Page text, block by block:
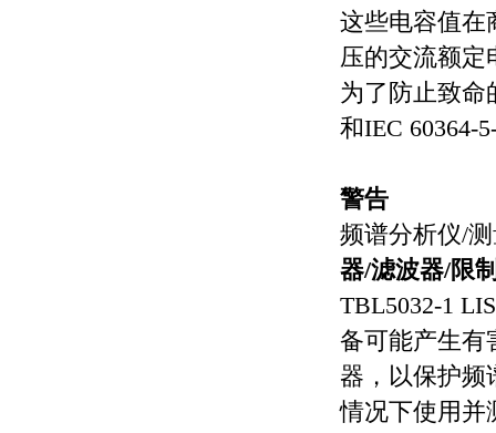
这些电容值在
压的交流额定
为了防止致命
和IEC 60364-
警告
频谱分析仪/
器/滤波器/限
TBL5032-1
备可能产生有
器，以保护频
情况下使用并